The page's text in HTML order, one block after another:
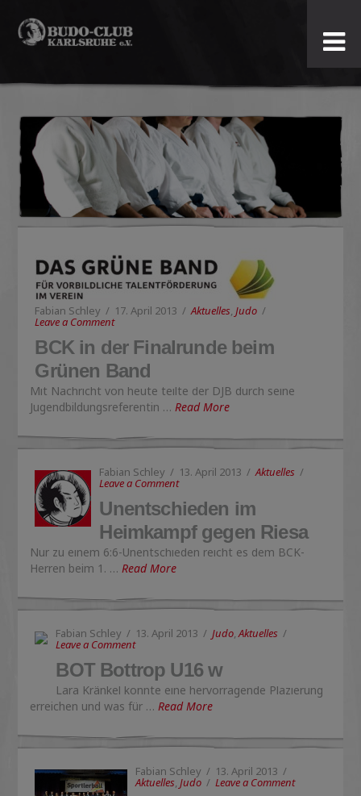
Budo-
Club
Karlsruhe
e.V.
Fabian Schley 17. April 2013 Aktuelles, Judo
Leave a Comment
BCK in der Finalrunde beim
Grünen Band
Mit Nachricht von heute teilte der DJB durch seine
Jugendbildungsreferentin …Read More
Fabian Schley 13. April 2013 Aktuelles
Leave a Comment
Unentschieden im
Heimkampf gegen Riesa
Nur zu einem 6:6-Unentschieden reicht es dem BCK-
Herren beim 1. …Read More
Fabian Schley 13. April 2013 Judo,Aktuelles
Leave a Comment
BOT Bottrop U16 w
Lara Kränkel konnte eine hervorragende Plazierung
erreichen und was für …Read More
Fabian Schley 13. April 2013
Aktuelles,Judo Leave a Comment